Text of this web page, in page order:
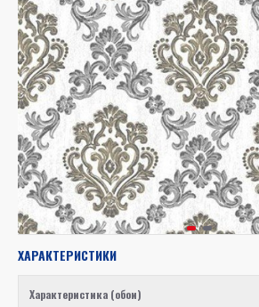
ХАРАКТЕРИСТИКИ
Характеристика (обои)